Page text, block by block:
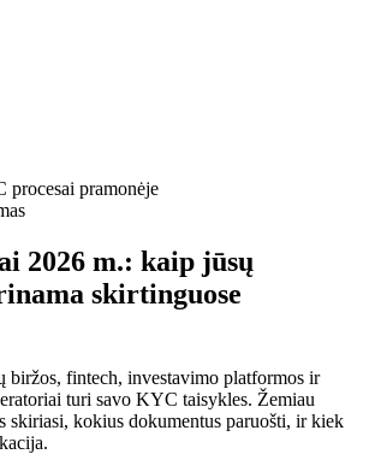
procesai pramonėje
2026 m.: kaip jūsų
skirtinguose
biržos, fintech, investavimo platformos ir
turi savo KYC taisykles. Žemiau
skiriasi, kokius dokumentus paruošti, ir kiek